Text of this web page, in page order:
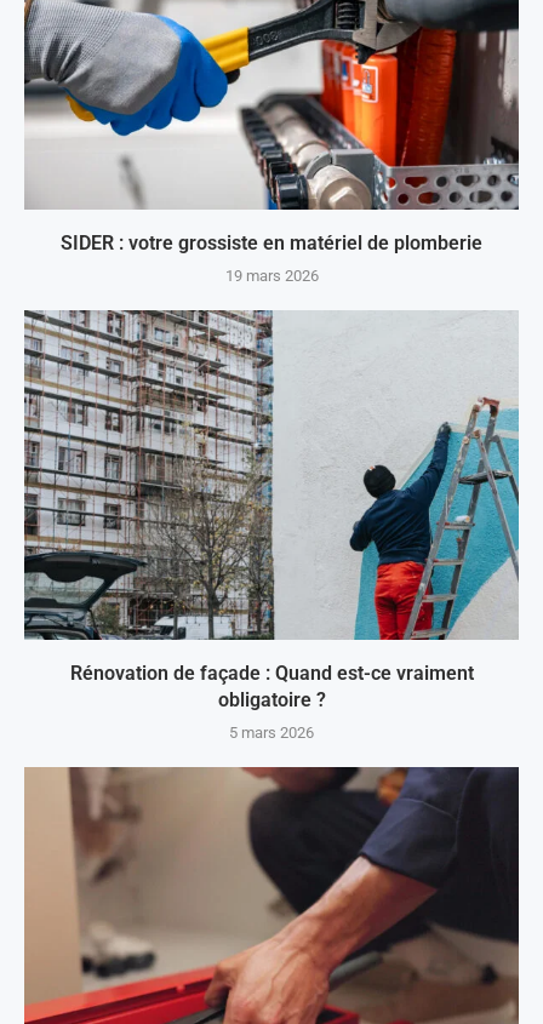
SIDER : votre grossiste en matériel de plomberie
19 mars 2026
Rénovation de façade : Quand est-ce vraiment
obligatoire ?
5 mars 2026